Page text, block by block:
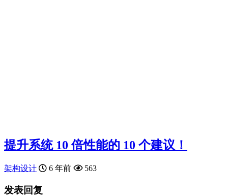
提升系统 10 倍性能的 10 个建议！
架构设计 6 年前 563
发表回复